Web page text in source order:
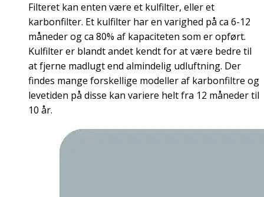
Filteret kan enten være et kulfilter, eller et
karbonfilter. Et kulfilter har en varighed på ca 6-12
måneder og ca 80% af kapaciteten som er opført.
Kulfilter er blandt andet kendt for at være bedre til
at fjerne madlugt end almindelig udluftning. Der
findes mange forskellige modeller af karbonfiltre og
levetiden på disse kan variere helt fra 12 måneder til
10 år.